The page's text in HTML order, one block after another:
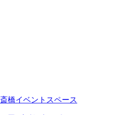
橋イベントスペース